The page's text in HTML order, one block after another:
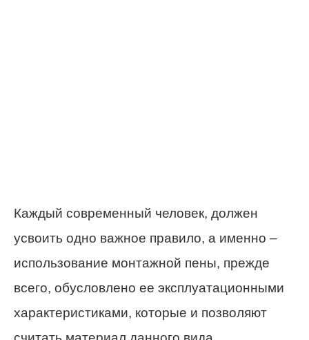
Каждый современный человек, должен
усвоить одно важное правило, а именно –
использование монтажной пены, прежде
всего, обусловлено ее эксплуатационными
характеристиками, которые и позволяют